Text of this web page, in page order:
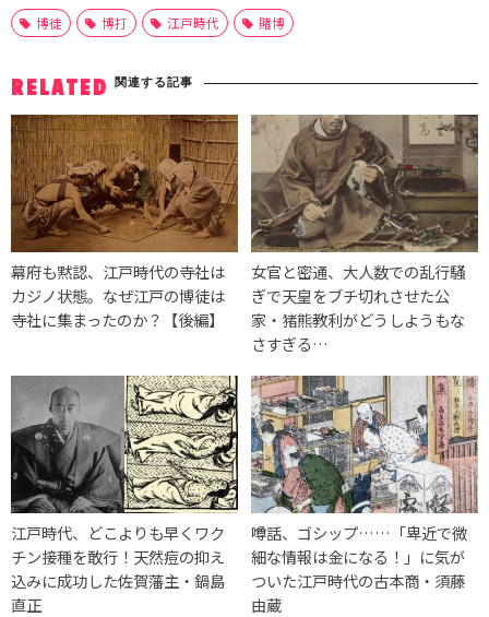
博徒 博打 江戸時代 賭博
RELATED 関連する記事
幕府も黙認、江戸時代の寺社は
カジノ状態。なぜ江戸の博徒は
寺社に集まったのか？【後編】
女官と密通、大人数での乱行騒
ぎで天皇をブチ切れさせた公
家・猪熊教利がどうしようもな
さすぎる…
江戸時代、どこよりも早くワク
チン接種を敢行！天然痘の抑え
込みに成功した佐賀藩主・鍋島
直正
噂話、ゴシップ……「卑近で微
細な情報は金になる！」に気が
ついた江戸時代の古本商・須藤
由蔵